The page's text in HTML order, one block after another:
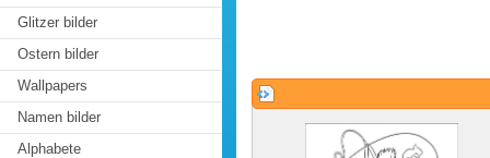
Glitzer bilder
Ostern bilder
Wallpapers
Namen bilder
Alphabete